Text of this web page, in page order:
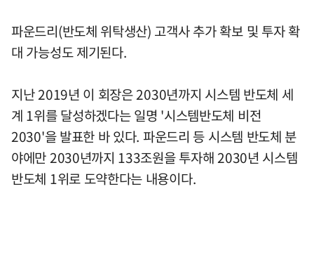
파운드리(반도체 위탁생산) 고객사 추가 확보 및 투자 확
대 가능성도 제기된다.
지난 2019년 이 회장은 2030년까지 시스템 반도체 세
계 1위를 달성하겠다는 일명 '시스템반도체 비전
2030'을 발표한 바 있다. 파운드리 등 시스템 반도체 분
야에만 2030년까지 133조원을 투자해 2030년 시스템
반도체 1위로 도약한다는 내용이다.